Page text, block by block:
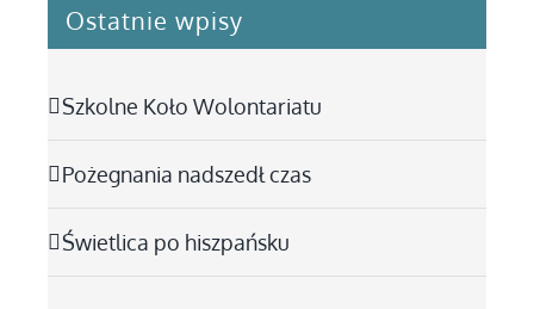
Ostatnie wpisy
Szkolne Koło Wolontariatu
Pożegnania nadszedł czas
Świetlica po hiszpańsku